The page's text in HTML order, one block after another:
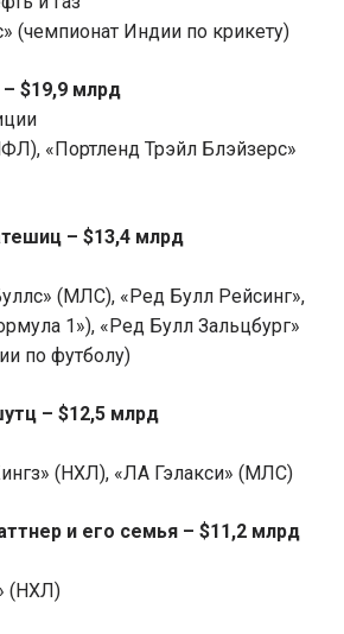
(чемпионат Индии по крикету)
$19,9 млрд
«Портленд Трэйл Блэйзерс»
– $13,4 млрд
(МЛС), «Ред Булл Рейсинг»,
1»), «Ред Булл Зальцбург»
по футболу)
– $12,5 млрд
(НХЛ), «ЛА Гэлакси» (МЛС)
и его семья – $11,2 млрд
(НХЛ)